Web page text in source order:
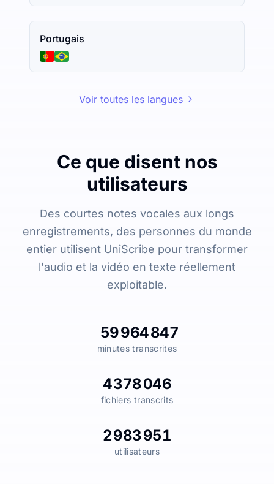
Portugais
Voir toutes les langues
Ce que disent nos
utilisateurs
Des courtes notes vocales aux longs
enregistrements, des personnes du monde
entier utilisent UniScribe pour transformer
l'audio et la vidéo en texte réellement
exploitable.
59 964 847
minutes transcrites
4 378 046
fichiers transcrits
2 983 951
utilisateurs